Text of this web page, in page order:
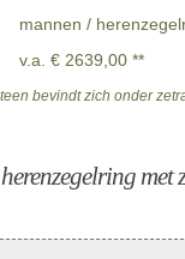
mannen /
v.a. € 2639,00 **
bevindt zich onder
met